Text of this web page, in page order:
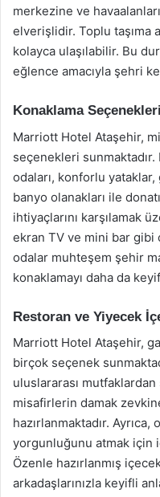
merkezine ve
elverişlidir. Toplu taşıma
kolayca ulaşılabilir. Bu
eğlence amacıyla şehri
Konaklama Seçenekleri
Marriott Hotel Ataşehir,
seçenekleri sunmaktadır.
odaları, konforlu yataklar,
banyo olanakları ile
ihtiyaçlarını karşılamak
ekran TV ve mini bar gibi
odalar muhteşem şehir
konaklamayı daha da
Restoran ve Yiyecek
Marriott Hotel Ataşehir,
birçok seçenek
uluslararası
misafirlerin damak
hazırlanmaktadır.
yorgunluğunu atmak için
Özenle hazırlanmış
arkadaşlarınızla keyifli